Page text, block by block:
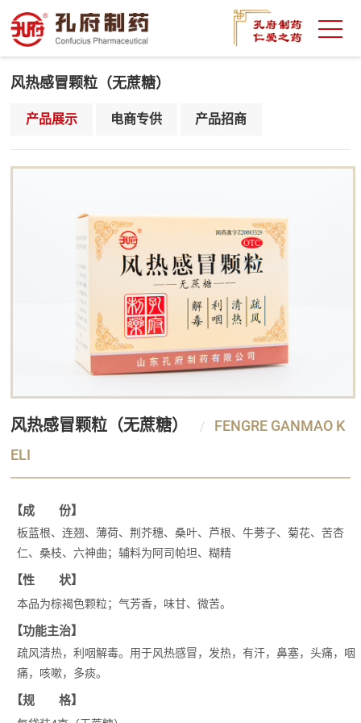
风热感冒颗粒（无蔗糖）
产品展示 电商专供 产品招商
风热感冒颗粒（无蔗糖）
FENGRE GANMAO K
ELI
【成 份】
板蓝根、连翘、薄荷、荆芥穗、桑叶、芦根、牛蒡子、菊花、苦杏
仁、桑枝、六神曲；辅料为阿司帕坦、糊精
【性 状】
本品为棕褐色颗粒；气芳香，味甘、微苦。
【功能主治】
疏风清热，利咽解毒。用于风热感冒，发热，有汗，鼻塞，头痛，咽
痛，咳嗽，多痰。
【规 格】